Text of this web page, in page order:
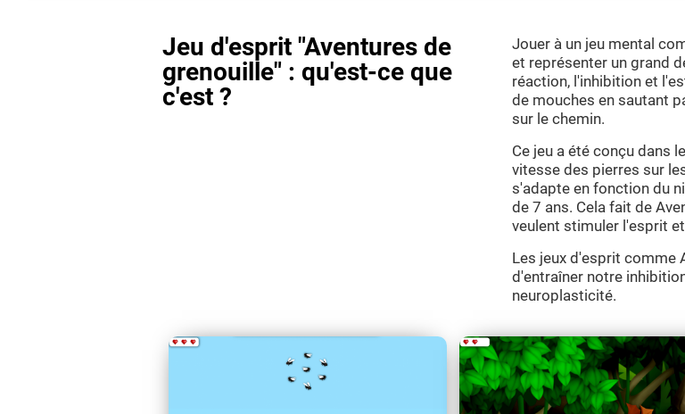
Jeu d'esprit "Aventures de
grenouille" : qu'est-ce que
c'est ?
Jouer à un jeu mental
et représenter un grand
réaction, l'inhibition et
de mouches en sautant
sur le chemin.
Ce jeu a été conçu dans
vitesse des pierres sur
s'adapte en fonction du
de 7 ans. Cela fait de
veulent stimuler l'esprit
Les jeux d'esprit comme
d'entraîner notre
neuroplasticité.